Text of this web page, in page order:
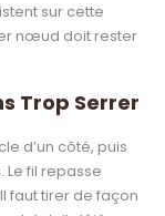
sur cette
nœud doit rester
Trop Serrer
d’un côté, puis
fil repasse
faut tirer de façon